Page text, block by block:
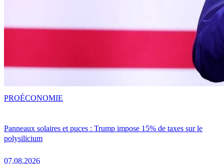
Panneaux solaires et puces : Trump impose 15% de taxes sur le
polysilicium
07.08.2026
PROÉCONOMIE